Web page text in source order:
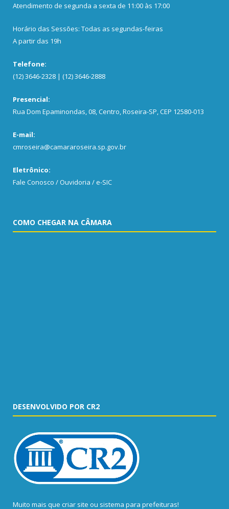
Atendimento de segunda a sexta de 11:00 às 17:00
Horário das Sessões: Todas as segundas-feiras
A partir das 19h
Telefone:
(12) 3646-2328 | (12) 3646-2888
Presencial:
Rua Dom Epaminondas, 08, Centro, Roseira-SP, CEP 12580-013
E-mail:
cmroseira@camararoseira.sp.gov.br
Eletrônico:
Fale Conosco / Ouvidoria / e-SIC
COMO CHEGAR NA CÂMARA
DESENVOLVIDO POR CR2
Muito mais que criar site ou sistema para prefeituras!